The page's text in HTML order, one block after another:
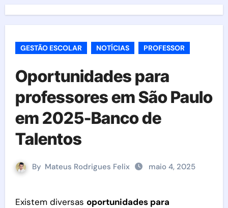
GESTÃO ESCOLAR NOTÍCIAS PROFESSOR
Oportunidades para
professores em São Paulo
em 2025-Banco de
Talentos
By Mateus Rodrigues Felix maio 4, 2025
Existem diversas oportunidades para